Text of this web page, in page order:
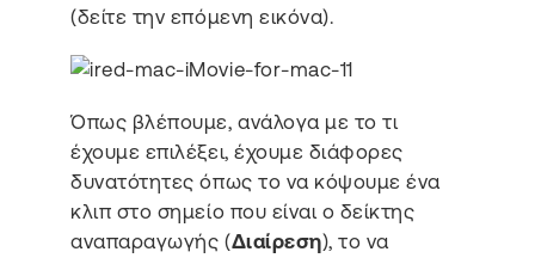
(δείτε την επόμενη εικόνα).
Όπως βλέπουμε, ανάλογα με το τι
έχουμε επιλέξει, έχουμε διάφορες
δυνατότητες όπως το να κόψουμε ένα
κλιπ στο σημείο που είναι ο δείκτης
αναπαραγωγής (Διαίρεση), το να